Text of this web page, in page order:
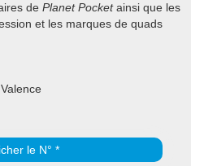
de Planet Pocketainsi que les
et les marques de quads
le N° *